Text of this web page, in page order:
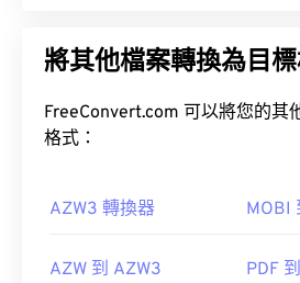
將其他檔案轉換為目
FreeConvert.com 可以將您的其他檔
格式：
AZW3 轉換器 MOBI
AZW 到 AZW3 PDF